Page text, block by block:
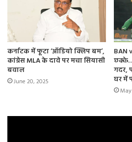
कर्नाटक में फूटा ‘ऑडियो क्लिप बम’,
कांग्रेस MLA के दावे पर मचा सियासी
बवाल
June 20, 2025
BAN
गदर,
घर में